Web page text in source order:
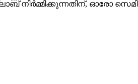
നിർമ്മിക്കുന്നതിന്, ഓരോ